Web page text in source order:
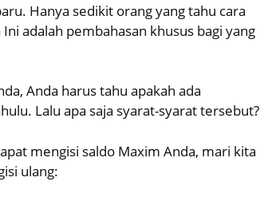
Hanya sedikit orang yang tahu cara
adalah pembahasan khusus bagi yang
Anda harus tahu apakah ada
Lalu apa saja syarat-syarat tersebut?
mengisi saldo Maxim Anda, mari kita
ulang: